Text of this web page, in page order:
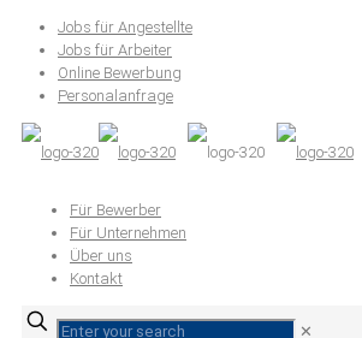
Jobs für Angestellte
Jobs für Arbeiter
Online Bewerbung
Personalanfrage
Für Bewerber
Für Unternehmen
Über uns
Kontakt
✕